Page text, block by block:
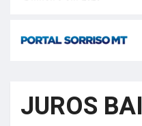
JUROS